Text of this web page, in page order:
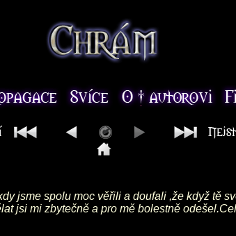
jsme spolu moc věřili a doufali ,že když tě
jsi mi zbytečně a pro mě bolestně